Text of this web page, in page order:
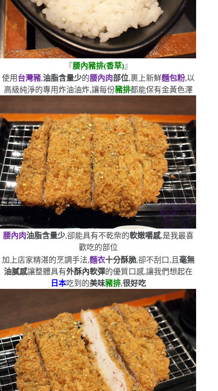
『腰內豬排(香草)』
使用 台灣豬,油脂含量少的腰內肉部位,裹上新鮮麵包粉,以
高級純淨的專用炸油油炸,讓每份豬排都能保有金黃色澤
腰內肉油脂含量少,卻能具有不乾柴的軟嫩嚼感,是我最喜
歡吃的部位
加上店家精湛的烹調手法,麵衣十分酥脆,卻不刮口,且 毫無
油膩感讓整體具有外酥內軟彈的優質口感,讓我們想起在
日本吃到的美味豬排,很好吃